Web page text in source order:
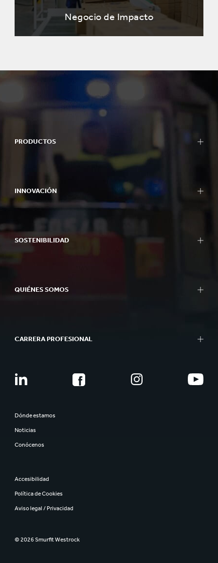
Negocio de Impacto
PRODUCTOS
INNOVACIÓN
SOSTENIBILIDAD
QUIÉNES SOMOS
CARRERA PROFESIONAL
Dónde estamos
Noticias
Conócenos
Accesibilidad
Política de Cookies
Aviso legal / Privacidad
© 2026 Smurfit Westrock